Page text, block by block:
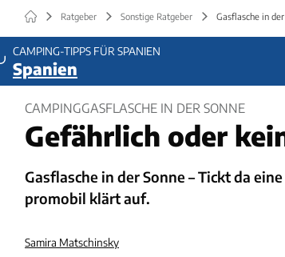
Ratgeber Sonstige Ratgeber Gasflasche in
CAMPING-TIPPS FÜR SPANIEN
Spanien
CAMPINGGASFLASCHE IN DER SONNE
Gefährlich oder
Gasflasche in der Sonne – Tickt da
promobil klärt auf.
Samira Matschinsky